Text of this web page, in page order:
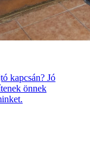
kapcsán? Jó
önnek